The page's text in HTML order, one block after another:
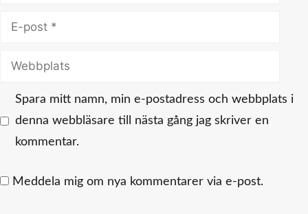
Webbplats
Spara mitt namn, min e-postadress och webbplats i
denna webbläsare till nästa gång jag skriver en
kommentar.
Meddela mig om nya kommentarer via e-post.